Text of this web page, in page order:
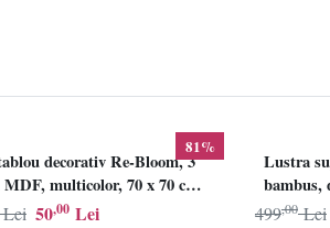
81%
decorativ Re-Bloom, 3
MDF, multicolor, 70 x 70 cm,
Resigilat, Grad B
50,00 Lei
Lei
Lustra
bambus,
499,00 Lei